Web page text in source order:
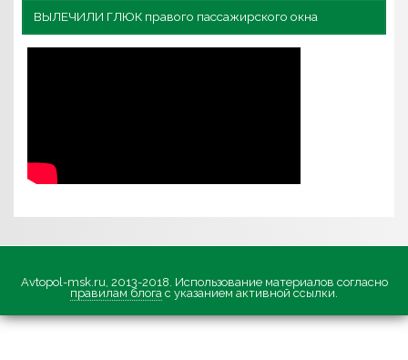
ВЫЛЕЧИЛИ ГЛЮК правого пассажирского окна
Avtopol-msk.ru, 2013-2018. Использование материалов согласно
правилам блога с указанием активной ссылки.